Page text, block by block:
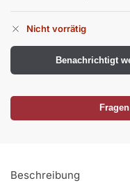
Nicht vorrätig
Benachrichtigt
Beschreibung